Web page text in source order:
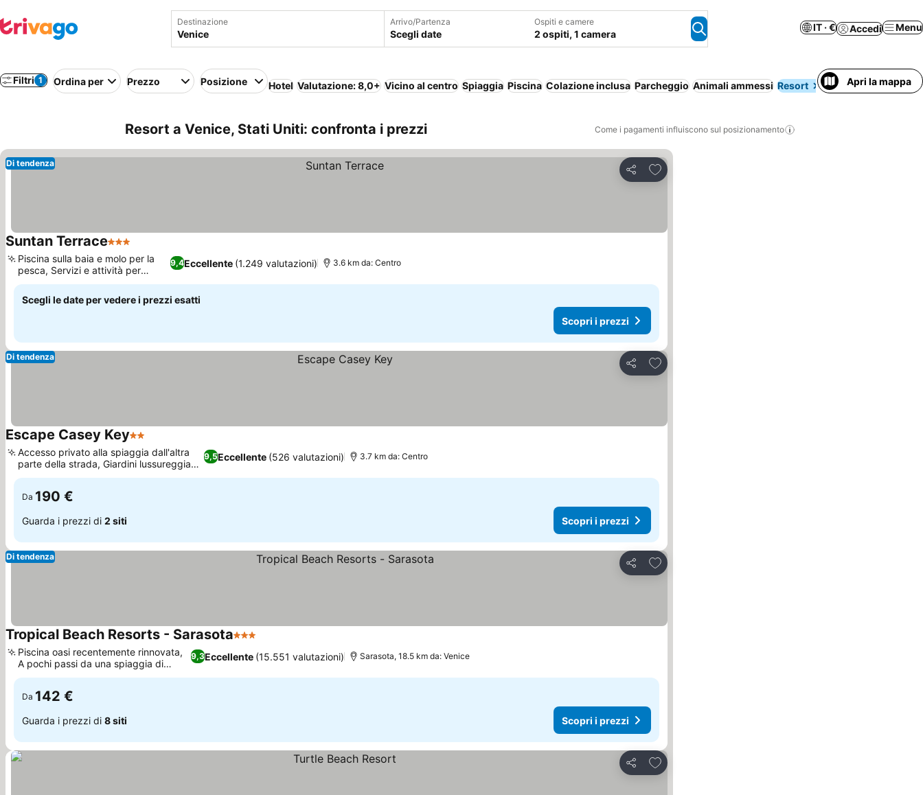
Destinazione Arrivo/Partenza
Scegli date
Ospiti e camere
2 ospiti, 1 camera
IT · € Accedi Menu
Filtri 1 Ordina per Prezzo Posizione Hotel Valutazione: 8,0+ Vicino al centro Spiaggia Piscina Colazione inclusa Parcheggio Animali ammessi Resort Aparthotel Aria
Apri la mappa
Resort a Venice, Stati Uniti: confronta i prezzi Come i pagamenti influiscono sul posizionamento
Condividi
Aggiungi ai preferiti
Di tendenza
Suntan Terrace3 Stelle
9,4Eccellente (1.249 valutazioni)
Piscina sulla baia e molo per la
pesca, Servizi e attività per
famiglie
3.6 km da: Centro
Scegli le date per vedere i prezzi esatti
Scopri i prezzi
Condividi
Aggiungi ai preferiti
Di tendenza
Escape Casey Key2 Stelle
9,5Eccellente (526 valutazioni)
Accesso privato alla spiaggia dall'altra
parte della strada, Giardini lussureggianti
e curati
3.7 km da: Centro
Da 190 €
Guarda i prezzi di 2 siti Scopri i prezzi
Condividi
Aggiungi ai preferiti
Di tendenza
Tropical Beach Resorts - Sarasota3 Stelle
9,3Eccellente (15.551 valutazioni)
Piscina oasi recentemente rinnovata,
A pochi passi da una spiaggia di
prim'ordine
Sarasota, 18.5 km da: Venice
Da 142 €
Guarda i prezzi di 8 siti Scopri i prezzi
Condividi
Aggiungi ai preferiti